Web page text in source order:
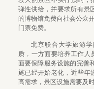
弹性供给，并要求所有景
的博物馆免费向社会公众
门票免费。
北京联合大学旅游
质，一方面要培养工作人
面要保障服务设施的完善
施已经开始老化，近些年
高需求，景区设施需要及